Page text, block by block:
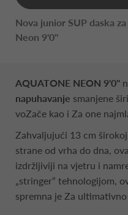
Nova junior SUP daska
Neon 9'0''
AQUATONE NEON 9'0''
napuhavanje smanjene
voZače kao i Za one
Zahvaljujući 13 cm
strane od vrha do dna,
izdržljiviji na vjetru i
„stringer“ tehnologijom,
spremna je Za ultimativno